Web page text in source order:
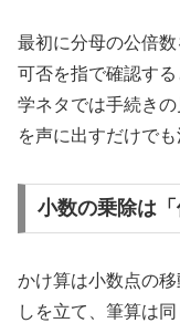
最初に分母の公倍
可否を指で確認す
学ネタでは手続き
を声に出すだけで
小数の乗除は
かけ算は小数点の
しを立て、筆算は